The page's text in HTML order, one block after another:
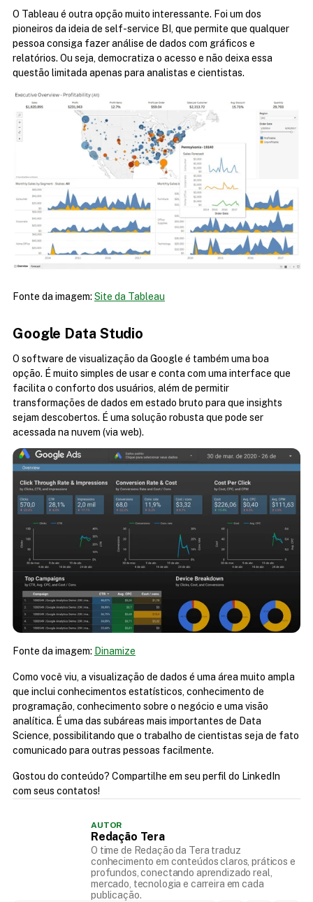
O Tableau é outra opção muito interessante. Foi um dos
pioneiros da ideia de self-service BI, que permite que qualquer
pessoa consiga fazer análise de dados com gráficos e
relatórios. Ou seja, democratiza o acesso e não deixa essa
questão limitada apenas para analistas e cientistas.
Fonte da imagem: Site da Tableau
Google Data Studio
O software de visualização da Google é também uma boa
opção. É muito simples de usar e conta com uma interface que
facilita o conforto dos usuários, além de permitir
transformações de dados em estado bruto para que insights
sejam descobertos. É uma solução robusta que pode ser
acessada na nuvem (via web).
Fonte da imagem: Dinamize
Como você viu, a visualização de dados é uma área muito ampla
que inclui conhecimentos estatísticos, conhecimento de
programação, conhecimento sobre o negócio e uma visão
analítica. É uma das subáreas mais importantes de Data
Science, possibilitando que o trabalho de cientistas seja de fato
comunicado para outras pessoas facilmente.
Gostou do conteúdo? Compartilhe em seu perfil do LinkedIn
com seus contatos!
AUTOR
Redação Tera
O time de Redação da Tera traduz
conhecimento em conteúdos claros, práticos e
profundos, conectando aprendizado real,
mercado, tecnologia e carreira em cada
publicação.